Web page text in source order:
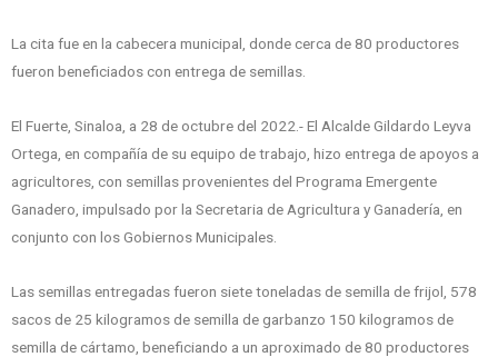
La cita fue en la cabecera municipal, donde cerca de 80 productores
fueron beneficiados con entrega de semillas.
El Fuerte, Sinaloa, a 28 de octubre del 2022.- El Alcalde Gildardo Leyva
Ortega, en compañía de su equipo de trabajo, hizo entrega de apoyos a
agricultores, con semillas provenientes del Programa Emergente
Ganadero, impulsado por la Secretaria de Agricultura y Ganadería, en
conjunto con los Gobiernos Municipales.
Las semillas entregadas fueron siete toneladas de semilla de frijol, 578
sacos de 25 kilogramos de semilla de garbanzo 150 kilogramos de
semilla de cártamo, beneficiando a un aproximado de 80 productores